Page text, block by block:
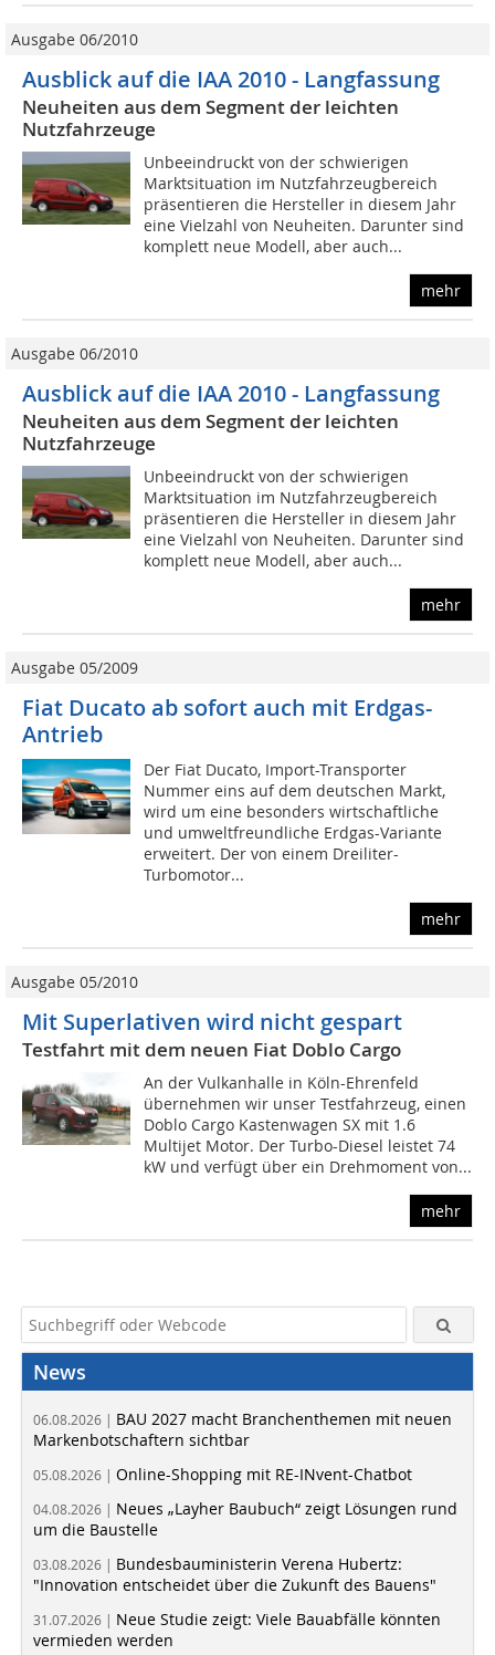
Ausgabe 06/2010
Ausblick auf die IAA 2010 - Langfassung
Neuheiten aus dem Segment der leichten
Nutzfahrzeuge
Unbeeindruckt von der schwierigen
Marktsituation im Nutzfahrzeugbereich
präsentieren die Hersteller in diesem Jahr
eine Vielzahl von Neuheiten. Darunter sind
komplett neue Modell, aber auch...
mehr
Ausgabe 06/2010
Ausblick auf die IAA 2010 - Langfassung
Neuheiten aus dem Segment der leichten
Nutzfahrzeuge
Unbeeindruckt von der schwierigen
Marktsituation im Nutzfahrzeugbereich
präsentieren die Hersteller in diesem Jahr
eine Vielzahl von Neuheiten. Darunter sind
komplett neue Modell, aber auch...
mehr
Ausgabe 05/2009
Fiat Ducato ab sofort auch mit Erdgas-
Antrieb
Der Fiat Ducato, Import-Transporter
Nummer eins auf dem deutschen Markt,
wird um eine besonders wirtschaftliche
und umweltfreundliche Erdgas-Variante
erweitert. Der von einem Dreiliter-
Turbomotor...
mehr
Ausgabe 05/2010
Mit Superlativen wird nicht gespart
Testfahrt mit dem neuen Fiat Doblo Cargo
An der Vulkanhalle in Köln-Ehrenfeld
übernehmen wir unser Testfahrzeug, einen
Doblo Cargo Kastenwagen SX mit 1.6
Multijet Motor. Der Turbo-Diesel leistet 74
kW und verfügt über ein Drehmoment von...
mehr
News
06.08.2026 | BAU 2027 macht Branchenthemen mit neuen
Markenbotschaftern sichtbar
05.08.2026 | Online-Shopping mit RE-INvent-Chatbot
04.08.2026 | Neues „Layher Baubuch“ zeigt Lösungen rund
um die Baustelle
03.08.2026 | Bundesbauministerin Verena Hubertz:
"Innovation entscheidet über die Zukunft des Bauens"
31.07.2026 | Neue Studie zeigt: Viele Bauabfälle könnten
vermieden werden